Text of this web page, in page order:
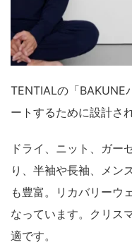
TENTIALの「BAKUNE
ートするために設計さ
ドライ、ニット、ガー
り、半袖や長袖、メン
も豊富。リカバリーウ
なっています。クリス
適です。